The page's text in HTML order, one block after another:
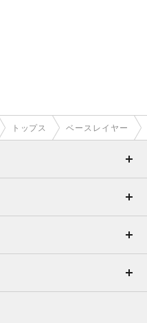
）
ャツを羽織ったり、締め付
く、モチベーションが高ま
トップス ベースレイヤー